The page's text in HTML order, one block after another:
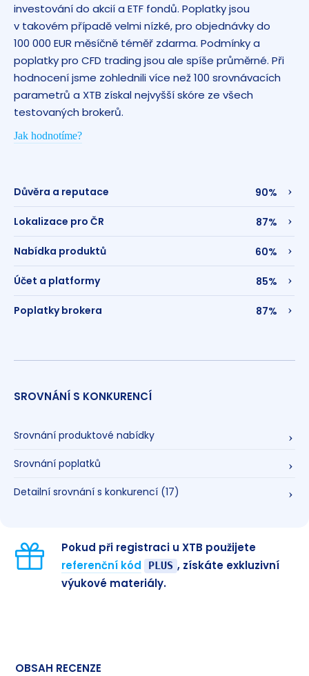
investování do akcií a ETF fondů. Poplatky jsou
v takovém případě velmi nízké, pro objednávky do
100 000 EUR měsíčně téměř zdarma. Podmínky a
poplatky pro CFD trading jsou ale spíše průměrné. Při
hodnocení jsme zohlednili více než 100 srovnávacích
parametrů a XTB získal nejvyšší skóre ze všech
testovaných brokerů.
Jak hodnotíme?
Důvěra a reputace 90%
Lokalizace pro ČR 87%
Nabídka produktů 60%
Účet a platformy 85%
Poplatky brokera 87%
SROVNÁNÍ S KONKURENCÍ
Srovnání produktové nabídky
Srovnání poplatků
Detailní srovnání s konkurencí (17)
Pokud při registraci u XTB použijete
referenční kód
PLUS , získáte exkluzivní
výukové materiály.
OBSAH RECENZE